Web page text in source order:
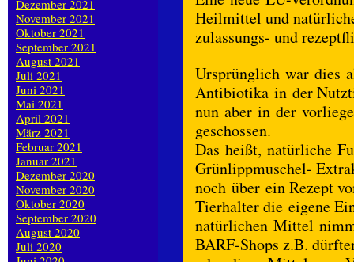
Heilmittel und
zulassungs- und
Ursprünglich war dies
Antibiotika in der
nun aber in der
geschossen.
Das heißt, natürliche
Grünlippmuschel-
noch über ein Rezept
Tierhalter die eigene
natürlichen Mittel
BARF-Shops z.B.
Dezember 2021
November 2021
Oktober 2021
September 2021
August 2021
Juli 2021
Juni 2021
Mai 2021
April 2021
März 2021
Februar 2021
Januar 2021
Dezember 2020
November 2020
Oktober 2020
September 2020
August 2020
Juli 2020